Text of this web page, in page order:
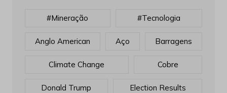
#mineração #tecnologia
Anglo American Aço Barragens
Climate Change Cobre
Donald Trump Election Results